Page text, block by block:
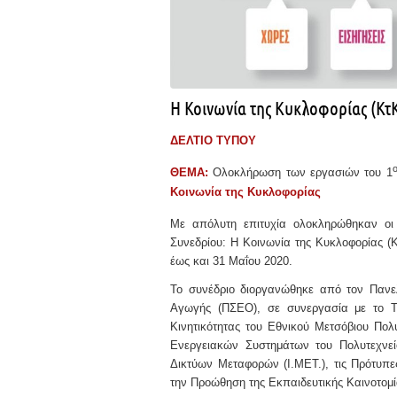
Η Κοινωνία της Κυκλοφορίας
ΔΕΛΤΙΟ ΤΥΠΟΥ
ΘΕΜΑ: Ολοκλήρωση των εργασιών του 1
Κοινωνία της Κυκλοφορίας
Με απόλυτη επιτυχία ολοκληρώθηκαν
Συνεδρίου: Η Κοινωνία της Κυκλοφορίας
έως και 31 Μαΐου 2020.
Το συνέδριο διοργανώθηκε από τον
Αγωγής (ΠΣΕΟ), σε συνεργασία με το
Κινητικότητας του Εθνικού Μετσόβιου
Ενεργειακών Συστημάτων του
Δικτύων Μεταφορών (Ι.ΜΕΤ.), τις
την Προώθηση της Εκπαιδευτικής